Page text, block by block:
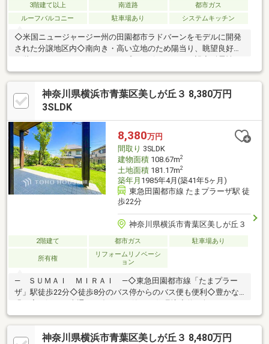
3階建て以上 南道路
都市ガス
ルーフバルコニー
駐車場あり システムキッチン
◇米国ニュージャージー州の田園都市ラドバーンをモデルに開発
された分譲地区内◇南向き・高い立地のため陽当り、眺望良好◇
３階ルーフバルコニーからたまプラーザエリアを一望◇耐震性・
断熱性等に優れた2×6工法採用◇全開放可能なワイドオープンテ
ラス◇旧東急電鉄(株)分譲地内◇24帖超のリビングダイニング◇
洋室は全て8帖以上◇ダブルボウル洗面台
神奈川県横浜市青葉区美しが丘３ 8,380万円
3SLDK
8,380万円
間取り 3SLDK
建物面積108.67m2
土地面積181.17m2
築年月 1985年4月(築41年5ヶ月)
東急田園都市線 たまプラーザ駅 徒
歩22分
神奈川県横浜市青葉区美しが丘３
2階建て 都市ガス 駐車場あり
所有権
リフォームリノベーシ
ョン
― ＳＵＭＡＩ ＭＩＲＡＩ ―◇東急田園都市線「たまプラー
ザ」駅徒歩22分◇徒歩8分のバス停からのバス便も便利◇豊かな
ある敷地に佇む木の特性を生かした拘りの邸宅◇約15帖のリビン
グダイニングでゆったり寛げます◇全居室6.8帖以上のゆとりある
住空間◇大きな窓が特徴で開放的に過ごせます◇リフォームされ
神奈川県横浜市青葉区美しが丘３ 8,480万円